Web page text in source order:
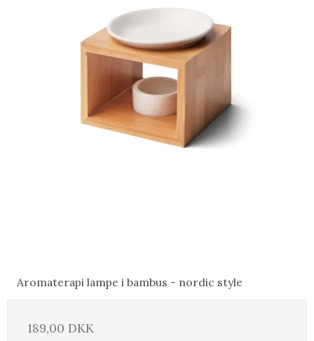
Aromaterapi lampe i bambus - nordic style
189,00 DKK